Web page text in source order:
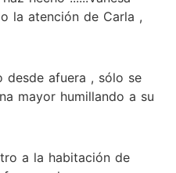
la atención de Carla ,
desde afuera , sólo se
mayor humillando a su
a la habitación de